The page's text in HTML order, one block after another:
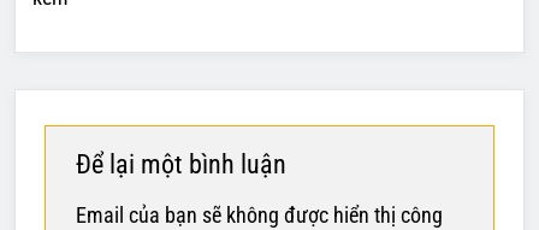
Để lại một bình luận
Email của bạn sẽ không được hiển thị công